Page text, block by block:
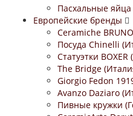
Пасхальные яйца
Европейские бренды
Ceramiche
Посуда Chinelli
Статуэтки
The Bridge
Giorgio Fedon
Avanzo Daziaro
Пивные кружки